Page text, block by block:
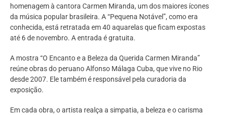
homenagem à cantora Carmen Miranda, um dos maiores ícones
da música popular brasileira. A “Pequena Notável”, como era
conhecida, está retratada em 40 aquarelas que ficam expostas
até 6 de novembro. A entrada é gratuita.
A mostra “O Encanto e a Beleza da Querida Carmen Miranda”
reúne obras do peruano Alfonso Málaga Cuba, que vive no Rio
desde 2007. Ele também é responsável pela curadoria da
exposição.
Em cada obra, o artista realça a simpatia, a beleza e o carisma